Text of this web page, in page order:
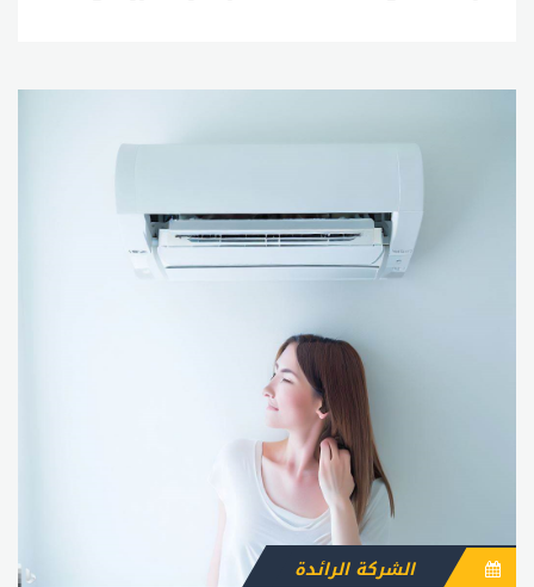
الشركة الرائدة